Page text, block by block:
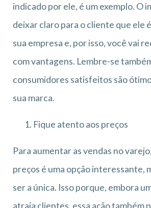
indicado por ele, é um exemplo. O
deixar claro para o cliente que ele
sua empresa e, por isso, você vai
com vantagens. Lembre-se
consumidores satisfeitos são
sua marca.
Fique atento aos preços
Para aumentar as vendas no
preços é uma opção interessante,
ser a única. Isso porque, embora
atraia clientes, essa ação também